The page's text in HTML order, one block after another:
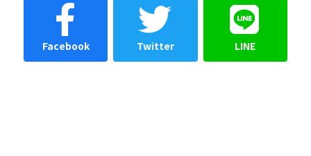
Facebook Twitter LINE